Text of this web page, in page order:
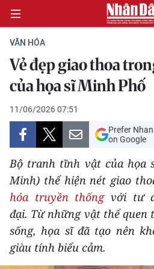
CHÍNH TRỊ
KINH TẾ
VĂN HÓA
XÃ HỘI
PHÁP LUẬT
DU LỊCH
THẾ GIỚI
VĂN HÓA
Vẻ đẹp giao thoa
của họa sĩ Minh Phố
11/06/2026 07:51
Prefer
on Google
Bộ tranh tĩnh vật của họa
Minh) thể hiện nét giao
hóa truyền thốngvới tư
đại. Từ những vật thể quen
sống, họa sĩ đã tạo nên
giàu tính biểu cảm.